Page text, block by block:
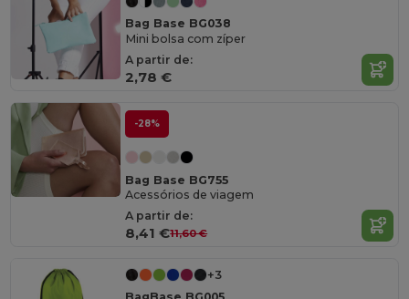
Bag Base BG038
Mini bolsa com zíper
A partir de:
2,78 €
-28%
Bag Base BG755
Acessórios de viagem
A partir de:
8,41 €11,60 €
+3